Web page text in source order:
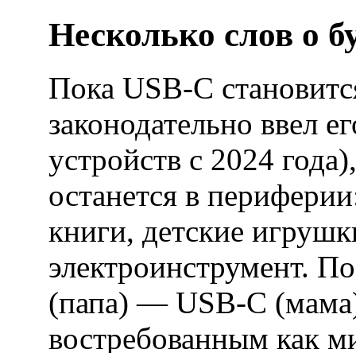
Несколько слов о
Пока USB-C
законодательно ввел
устройств с 2024
останется в
книги, детские
электроинструмент.
(папа) — USB-C
востребованным как